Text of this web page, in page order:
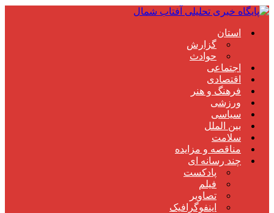
استان
گزارش
حوادث
اجتماعی
اقتصادی
فرهنگ و هنر
ورزشی
سیاسی
بین الملل
سلامت
مناقصه و مزایده
چند رسانه ای
پادکست
فیلم
تصاویر
اینفوگرافیک